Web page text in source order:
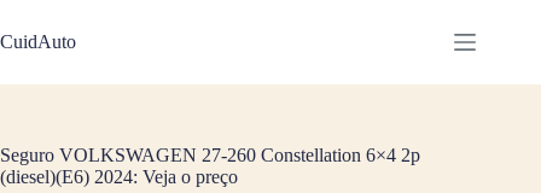
para
o
CuidAuto
Seguro VOLKSWAGEN 27-260 Constellation 6×4 2p
(diesel)(E6) 2024: Veja o preço